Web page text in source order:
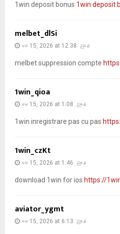
1win deposit bonus 1win deposit
melbet_dlSi
မေ 15, 2026 at 12:38 ညနေ
melbet suppression compte
1win_qioa
မေ 15, 2026 at 1:08 ညနေ
1win inregistrare pas cu pas
1win_czKt
မေ 15, 2026 at 1:46 ညနေ
download 1win for ios https://
aviator_ygmt
မေ 15, 2026 at 6:13 ညနေ